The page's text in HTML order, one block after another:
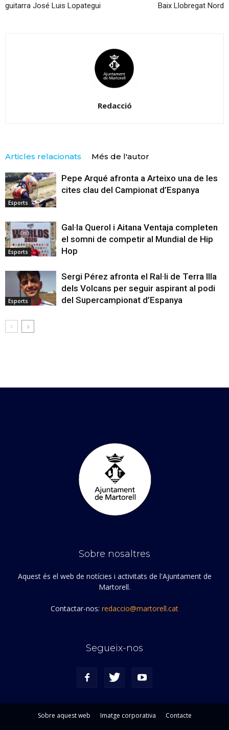
guitarra José Luis Lopategui
Baix Llobregat Nord
Redacció
Articles relacionats Més de l'autor
Esports
Pepe Arqué afronta a Arteixo una de les
cites clau del Campionat d’Espanya
Esports
Gal·la Querol i Aitana Ventaja completen
el somni de competir al Mundial de Hip
Hop
Esports
Sergi Pérez afronta el Ral·li de Terra Illa
dels Volcans per seguir aspirant al podi
del Supercampionat d’Espanya
Sobre nosaltres
Aquest és el web de notícies i activitats de l'Ajuntament de
Martorell.
Contactar-nos: redaccio@martorell.cat
Segueix-nos
Sobre aquest web Imatge corporativa
Contacte